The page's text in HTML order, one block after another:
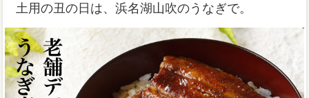
土用の丑の日は、浜名湖山吹のうなぎで。